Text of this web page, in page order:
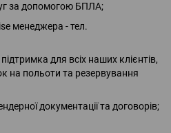
за допомогою БПЛА;
менеджера - тел.
для всіх наших клієнтів,
на польоти та резервування
документації та договорів;